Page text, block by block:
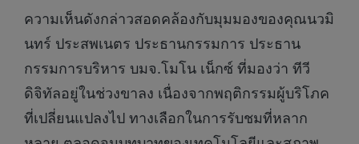
ความเห็นดังกล่าวสอดคล้องกับมุมมองของคุณนวมิ
นทร์ ประสพเนตร ประธานกรรมการ ประธาน
กรรมการบริหาร บมจ.โมโน เน็กซ์ ที่มองว่า ทีวี
ดิจิทัลอยู่ในช่วงขาลง เนื่องจากพฤติกรรมผู้บริโภค
ที่เปลี่ยนแปลงไป ทางเลือกในการรับชมที่หลาก